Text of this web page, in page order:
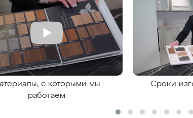
с которыми мы
работаем
Сроки